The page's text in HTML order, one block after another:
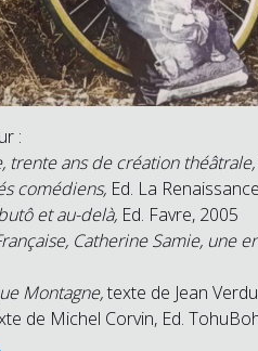
:
trente ans de création théâtrale,
comédiens, Ed. La
et au-delà, Ed. Favre, 2005
Catherine Samie, une
Montagne,texte de Jean
de Michel Corvin, Ed.